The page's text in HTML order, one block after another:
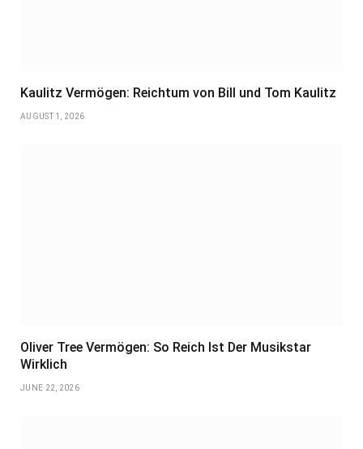
Kaulitz Vermögen: Reichtum von Bill und Tom Kaulitz
AUGUST 1, 2026
Oliver Tree Vermögen: So Reich Ist Der Musikstar
Wirklich
JUNE 22, 2026